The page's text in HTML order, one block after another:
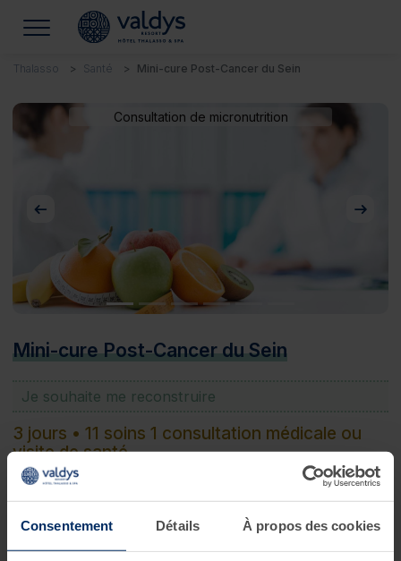
Consentement Détails À propos des cookies
Thalasso Santé Mini-cure Post-Cancer du Sein
Consultation de micronutrition
Mini-cure Post-Cancer du Sein
Je souhaite me reconstruire
3 jours • 11 soins 1 consultation médicale ou
visite de santé -
Après un cancer du sein, il est important de prendre soin de
soi, de se ressourcer, d'évacuer le stress toxique accumulé et
de retrouver enfin l’harmonie avec son corps. Nos experts
vous accompagneront en douceur dans le processus de ré-
acceptation de soi avec ce mini-programme très pointu alliant